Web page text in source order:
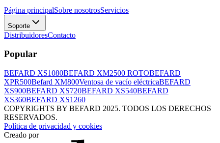
Página principalSobre nosotrosServicios
Soporte
DistribuidoresContacto
Popular
BEFARD XS1080BEFARD XM2500 ROTOBEFARD
XPR500Befard XM800Ventosa de vacío eléctricaBEFARD
XS900BEFARD XS720BEFARD XS540BEFARD
XS360BEFARD XS1260
COPYRIGHTS BY BEFARD 2025. TODOS LOS DERECHOS
RESERVADOS.
Política de privacidad y cookies
Creado por